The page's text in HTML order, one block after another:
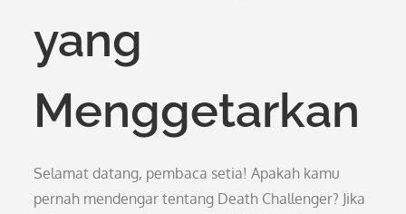
yang
Menggetarkan
Selamat datang, pembaca setia! Apakah kamu
pernah mendengar tentang Death Challenger? Jika